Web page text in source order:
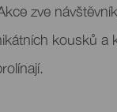
zve
kousků a